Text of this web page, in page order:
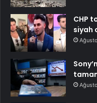
CHP
siyah